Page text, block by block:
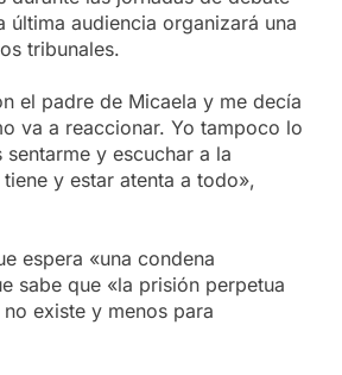
última audiencia organizará una
tribunales.
el padre de Micaela y me decía
va a reaccionar. Yo tampoco lo
sentarme y escuchar a la
y estar atenta a todo»,
espera «una condena
sabe que «la prisión perpetua
existe y menos para